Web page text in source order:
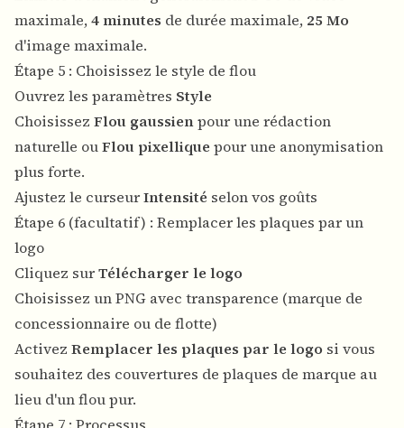
maximale,4 minutes de durée maximale, 25 Mo
d'image maximale.
Étape 5 : Choisissez le style de flou
Ouvrez les paramètres Style
Choisissez Flou gaussienpour une rédaction
naturelle ouFlou pixellique pour une anonymisation
plus forte.
Ajustez le curseurIntensité selon vos goûts
Étape 6 (facultatif) : Remplacer les plaques par un
logo
Cliquez surTélécharger le logo
Choisissez un PNG avec transparence (marque de
concessionnaire ou de flotte)
Activez Remplacer les plaques par le logo si vous
souhaitez des couvertures de plaques de marque au
lieu d'un flou pur.